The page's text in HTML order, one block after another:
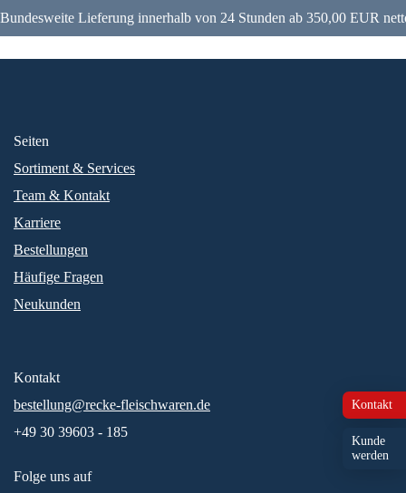
Bundesweite Lieferung innerhalb von 24 Stunden ab 350,00 EUR
Kontakt
Kunde
werden
Seiten
Sortiment & Services
Team & Kontakt
Karriere
Bestellungen
Häufige Fragen
Neukunden
Kontakt
bestellung@recke-fleischwaren.de
+49 30 39603 - 185
Folge uns auf